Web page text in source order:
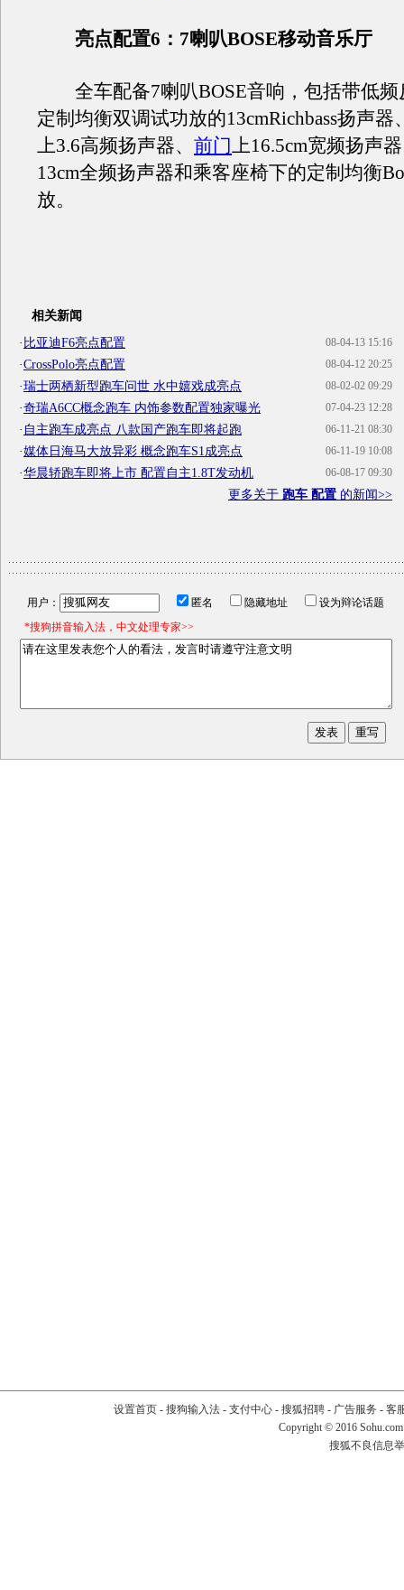
亮点配置6：7喇叭BOSE移动音乐厅
全车配备7喇叭BOSE音响，包括带低频
定制均衡双调试功放的13cmRichbass扬声器
上3.6高频扬声器、 前门上16.5cm宽频扬声
13cm全频扬声器和乘客座椅下的定制均衡
放。
相关新闻
08-04-13 15:16
· 比亚迪F6亮点配置
08-04-12 20:25
·CrossPolo亮点配置
08-02-02 09:29
·瑞士两栖新型跑车问世 水中嬉戏成亮点
07-04-23 12:28
·奇瑞A6CC概念跑车 内饰参数配置独家曝光
06-11-21 08:30
· 自主跑车成亮点 八款国产跑车即将起跑
06-11-19 10:08
·媒体日海马大放异彩 概念跑车S1成亮点
06-08-17 09:30
·华晨轿跑车即将上市 配置自主1.8T发动机
更多关于 跑车 配置 的新闻>>
用户： 匿名 隐藏地址
设为辩论话题
*搜狗拼音输入法，中文处理专家>>
设置首页- 搜狗输入法- 支付中心- 搜狐招聘- 广告服务 - 客
Copyright © 2016
搜狐不良信息